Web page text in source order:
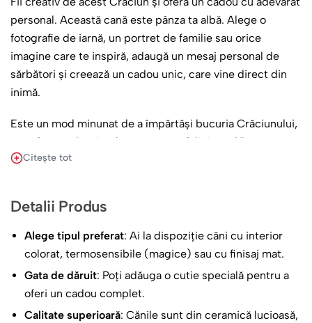
personal. Această cană este pânza ta albă. Alege o
fotografie de iarnă, un portret de familie sau orice
imagine care te inspiră, adaugă un mesaj personal de
sărbători și creează un cadou unic, care vine direct din
inimă.
Este un mod minunat de a împărtăși bucuria Crăciunului,
transformând o simplă cană într-o felicitare 3D, care
poate fi și folosită. Calitatea imprimării va pune în valoare
Cadoul perfect pentru oricine, pentru că este creat în
păstrată și folosită cu drag.
Citește tot
Detalii Produs
Alege tipul preferat: Ai la dispoziție căni cu interior
colorat, termosensibile (magice) sau cu finisaj mat.
Gata de dăruit: Poți adăuga o cutie specială pentru a
oferi un cadou complet.
Calitate superioară: Cănile sunt din ceramică lucioasă,